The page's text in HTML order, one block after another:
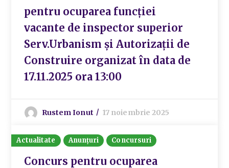
pentru ocuparea funcției
vacante de inspector superior
Serv.Urbanism și Autorizații de
Construire organizat în data de
17.11.2025 ora 13:00
Rustem Ionut 17 noiembrie 2025
Actualitate Anunțuri Concursuri
Concurs pentru ocuparea